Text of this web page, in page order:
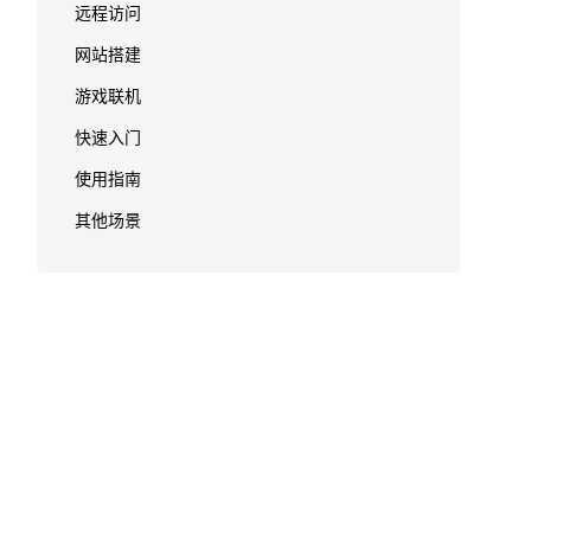
远程访问
网站搭建
游戏联机
快速入门
使用指南
其他场景